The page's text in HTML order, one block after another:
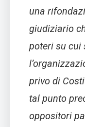
una
giudiziario
poteri su cui
privo di
tal punto
oppositori